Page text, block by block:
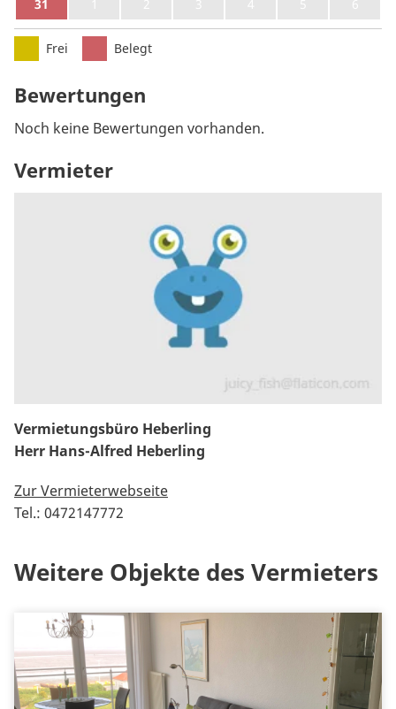
31
2 3 4 5 6
Frei Belegt
Bewertungen
Noch keine Bewertungen vorhanden.
Vermieter
Vermietungsbüro Heberling
Herr Hans-Alfred Heberling
Zur Vermieterwebseite
Tel.: 0472147772
Weitere Objekte des Vermieters